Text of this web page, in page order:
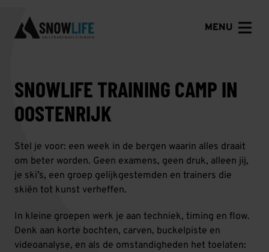
MENU
SNOWLIFE TRAINING CAMP IN
OOSTENRIJK
Stel je voor: een week in de bergen waarin alles draait
om beter worden. Geen examens, geen druk, alleen jij,
je ski’s, een groep gelijkgestemden en trainers die
skiën tot kunst verheffen.
In kleine groepen werk je aan techniek, timing en flow.
Denk aan korte bochten, carven, buckelpiste en
videoanalyse, en als de omstandigheden het toelaten: